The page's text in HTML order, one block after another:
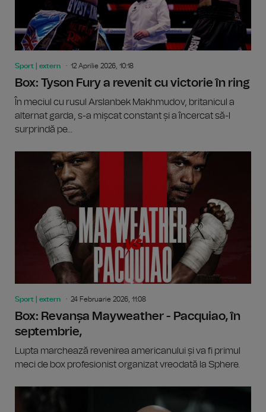
Sport | extern 12 Aprilie 2026, 10:18
Box: Tyson Fury a revenit cu victorie în ring
În meciul cu rusul Arslanbek Makhmudov, britanicul a
alternat garda, s-a mișcat constant și a încercat să-l
surprindă pe...
Sport | extern 24 Februarie 2026, 11:08
Box: Revanșa Mayweather - Pacquiao, în
septembrie,
Lupta marchează revenirea americanului și va fi primul
meci de box profesionist organizat vreodată la Sphere.